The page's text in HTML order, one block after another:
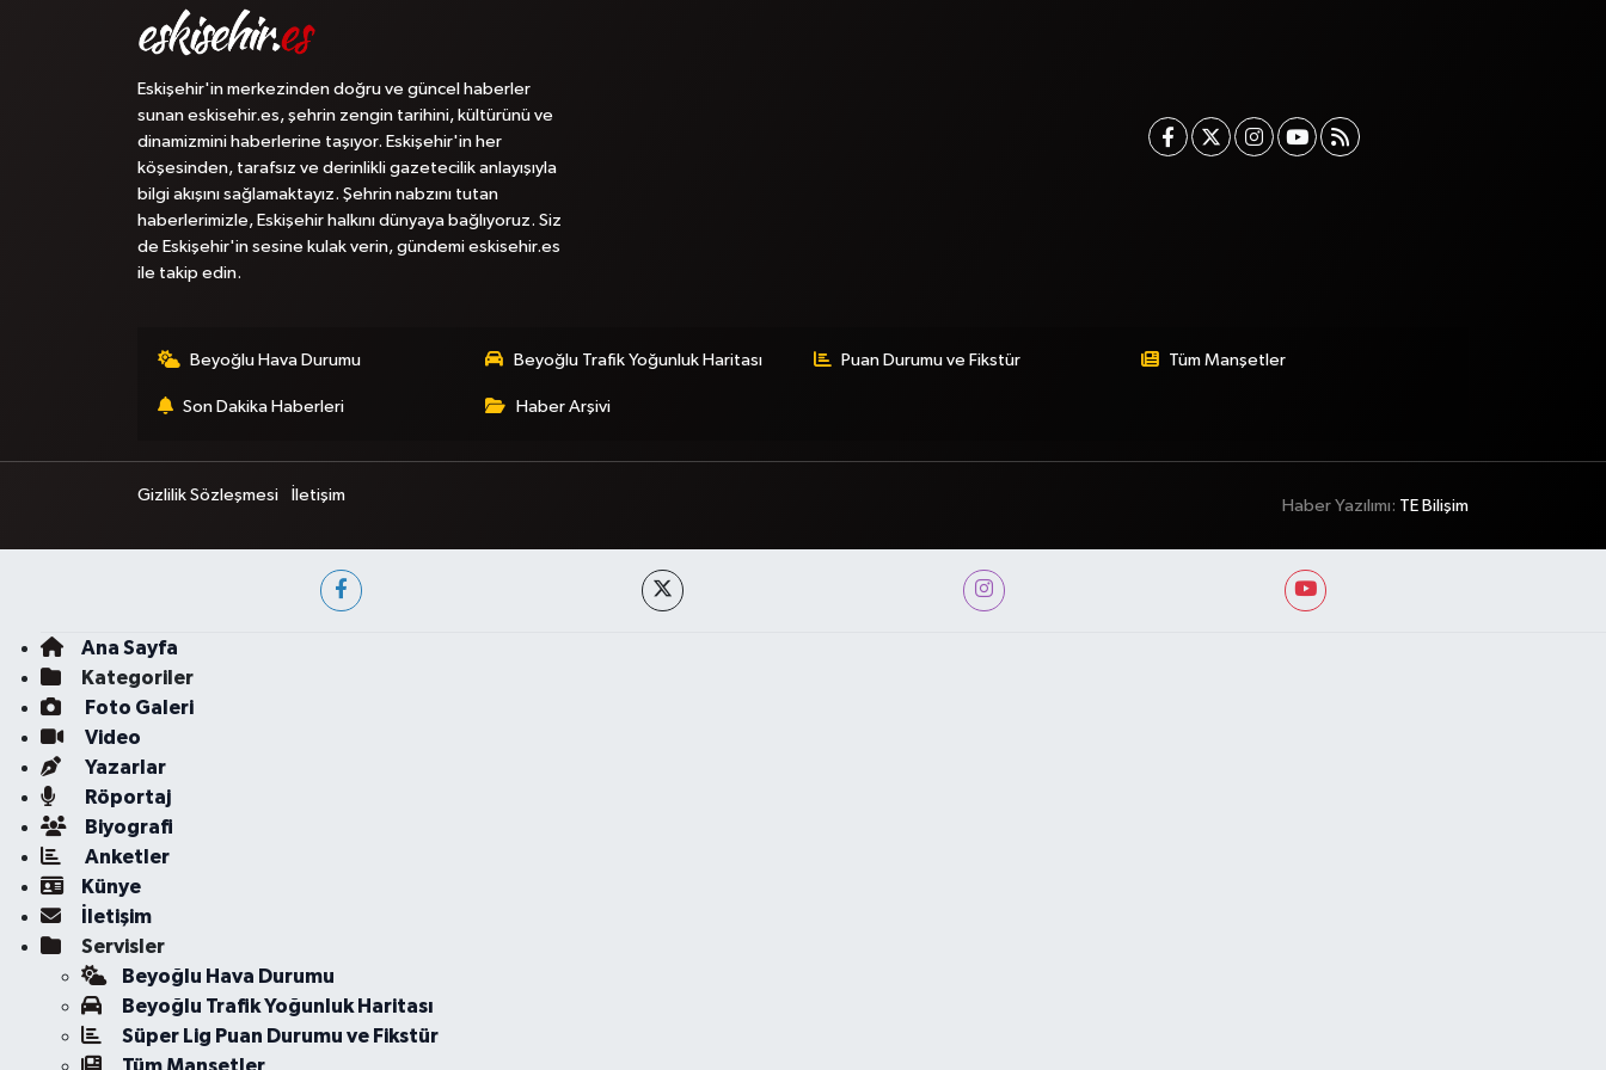
Eskişehir'in merkezinden doğru ve güncel haberler
sunan eskisehir.es, şehrin zengin tarihini, kültürünü ve
dinamizmini haberlerine taşıyor. Eskişehir'in her
köşesinden, tarafsız ve derinlikli gazetecilik anlayışıyla
bilgi akışını sağlamaktayız. Şehrin nabzını tutan
haberlerimizle, Eskişehir halkını dünyaya bağlıyoruz. Siz
de Eskişehir'in sesine kulak verin, gündemi eskisehir.es
ile takip edin.
Beyoğlu Hava Durumu Beyoğlu Trafik Yoğunluk Haritası Puan Durumu ve Fikstür Tüm Manşetler
Son Dakika Haberleri Haber Arşivi
Gizlilik Sözleşmesi İletişim
Haber Yazılımı: TE Bilişim
Ana Sayfa
Kategoriler
Foto Galeri
Video
Yazarlar
Röportaj
Biyografi
Anketler
Künye
İletişim
Servisler
Beyoğlu Hava Durumu
Beyoğlu Trafik Yoğunluk Haritası
Süper Lig Puan Durumu ve Fikstür
Tüm Manşetler